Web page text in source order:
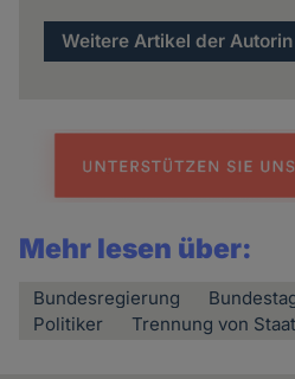
Weitere Artikel der Autorin
Mehr lesen über:
Bundesregierung
Politiker
Trennung von